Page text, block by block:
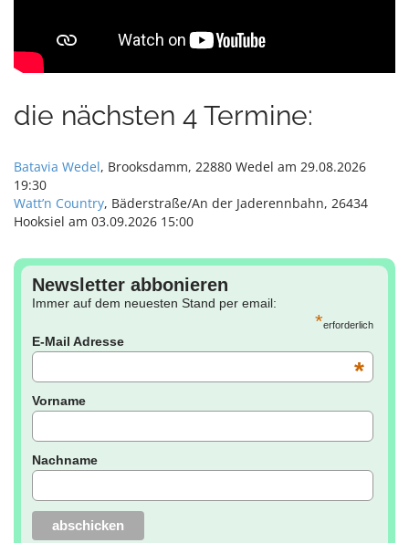
die nächsten 4 Termine:
Batavia Wedel, Brooksdamm, 22880 Wedel am 29.08.2026
19:30
Watt’n Country, Bäderstraße/An der Jaderennbahn, 26434
Hooksiel am 03.09.2026 15:00
Newsletter abbonieren
Immer auf dem neuesten Stand per email:
*erforderlich
E-Mail Adresse
*
Vorname
Nachname